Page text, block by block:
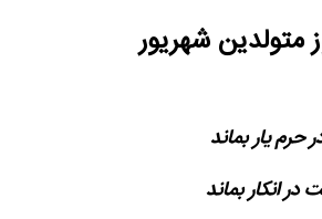
متولدین‌ شهریور
یار بماند
در انکار بماند